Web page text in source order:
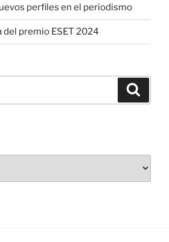
perfiles en el periodismo
premio ESET 2024